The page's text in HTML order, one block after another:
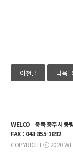
이전글 다음글
WELCO 충북 충주시 동
FAX : 043-855-1892
COPYRIGHT ⓒ 2020